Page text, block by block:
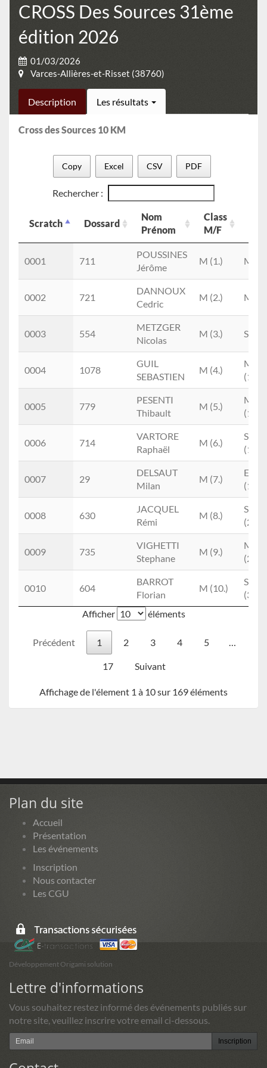
CROSS Des Sources 31ème
édition 2026
01/03/2026
Varces-Allières-et-Risset (38760)
Description Les résultats
Cross des Sources 10 KM
Copy Excel CSV PDF
Rechercher :
Scratch Dossard
Nom
Prénom
Class
M/F
Nom
Prénom
M/F
0001 711
POUSSINES
Jérôme
M (1.)
0002 721
DANNOUX
Cedric
M (2.)
0003 554
METZGER
Nicolas
M (3.) SEM
0004 1078
GUIL
SEBASTIEN
M (4.)
M1M
(1.)
0005 779
PESENTI
Thibault
M (5.)
M2M
(1.)
0006 714
VARTORE
Raphaël
M (6.)
SEM
(1.)
0007 29
DELSAUT
Milan
M (7.)
ESM
(1.)
0008 630
JACQUEL
Rémi
M (8.)
SEM
(2.)
0009 735
VIGHETTI
Stephane
M (9.)
M1M
(2.)
0010 604
BARROT
Florian
M (10.)
SEM
(3.)
Afficher
éléments
Précédent 1 2 3 4 5 …
17 Suivant
Affichage de l'élement 1 à 10 sur 169 éléments
Plan du site
Accueil
Présentation
Les événements
Inscription
Nous contacter
Les CGU
Développement Origami solution
Lettre d'informations
Vous souhaitez restez informé des événements publiés sur
notre site, veuillez inscrire votre email ci-dessous.
Inscription